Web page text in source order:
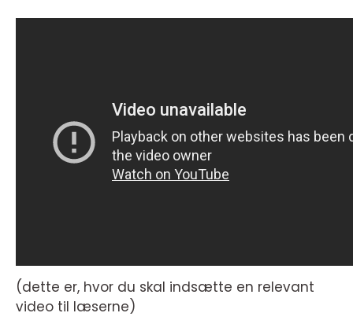
(dette er, hvor du skal indsætte en relevant
video til læserne)